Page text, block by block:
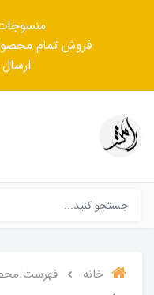
فروش تمام
خانه فهرست